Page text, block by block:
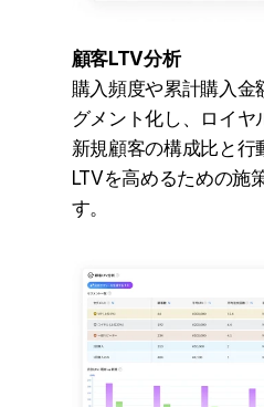
顧客LTV分析
購入頻度や累計購入金
グメント化し、ロイヤ
新規顧客の構成比と行
LTVを高めるための施
す。